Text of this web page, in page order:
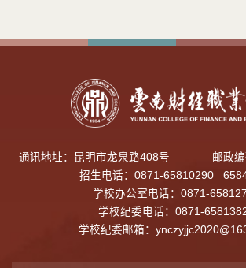
通讯地址：昆明市龙泉路408号
邮政
招生电话：0871-65810290
学校办公室电话：0871-
学校纪委电话：0871-
学校纪委邮箱：